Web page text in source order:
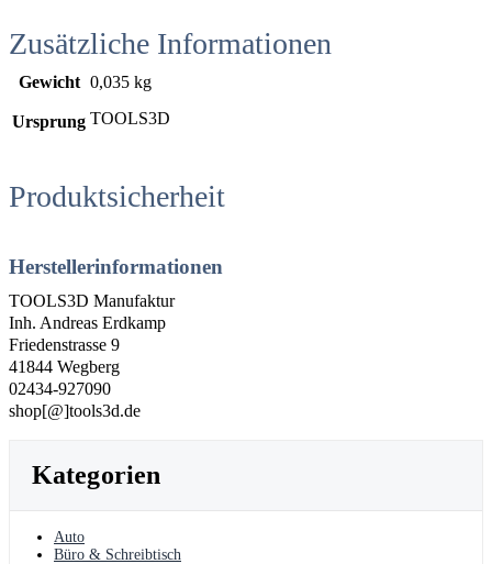
Zusätzliche Informationen
Gewicht 0,035 kg
Ursprung TOOLS3D
Produktsicherheit
Herstellerinformationen
TOOLS3D Manufaktur
Inh. Andreas Erdkamp
Friedenstrasse 9
41844 Wegberg
02434-927090
shop[@]tools3d.de
Kategorien
Auto
Büro & Schreibtisch